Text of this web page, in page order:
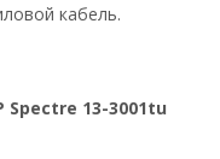
кабель.
Spectre 13-3001tu